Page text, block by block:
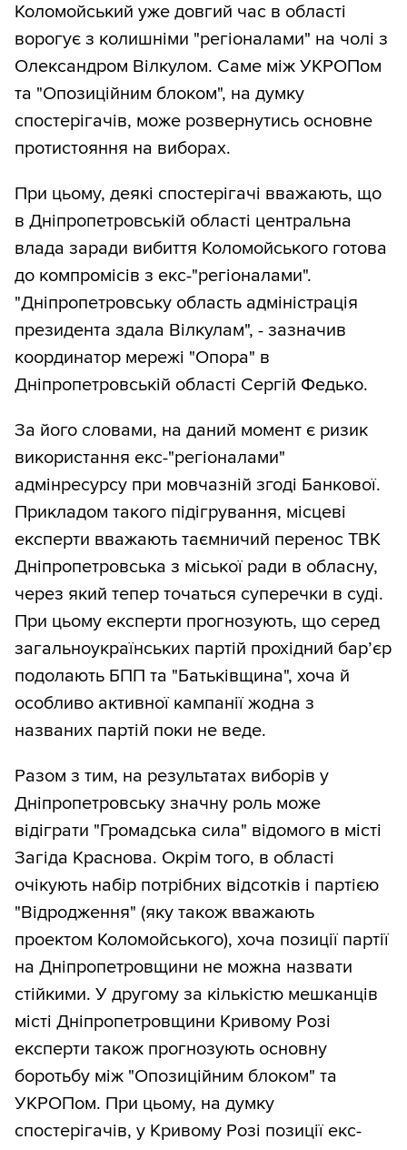
Коломойський уже довгий час в області
ворогує з колишніми "регіоналами" на чолі з
Олександром Вілкулом. Саме між УКРОПом
та "Опозиційним блоком", на думку
спостерігачів, може розвернутись основне
протистояння на виборах.
При цьому, деякі спостерігачі вважають, що
в Дніпропетровській області центральна
влада заради вибиття Коломойського готова
до компромісів з екс-"регіоналами".
"Дніпропетровську область адміністрація
президента здала Вілкулам", - зазначив
координатор мережі "Опора" в
Дніпропетровській області Сергій Федько.
За його словами, на даний момент є ризик
використання екс-"регіоналами"
адмінресурсу при мовчазній згоді Банкової.
Прикладом такого підігрування, місцеві
експерти вважають таємничий перенос ТВК
Дніпропетровська з міської ради в обласну,
через який тепер точаться суперечки в суді.
При цьому експерти прогнозують, що серед
загальноукраїнських партій прохідний бар’єр
подолають БПП та "Батьківщина", хоча й
особливо активної кампанії жодна з
названих партій поки не веде.
Разом з тим, на результатах виборів у
Дніпропетровську значну роль може
відіграти "Громадська сила" відомого в місті
Загіда Краснова. Окрім того, в області
очікують набір потрібних відсотків і партією
"Відродження" (яку також вважають
проектом Коломойського), хоча позиції партії
на Дніпропетровщини не можна назвати
стійкими. У другому за кількістю мешканців
місті Дніпропетровщини Кривому Розі
експерти також прогнозують основну
боротьбу між "Опозиційним блоком" та
УКРОПом. При цьому, на думку
спостерігачів, у Кривому Розі позиції екс-